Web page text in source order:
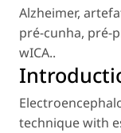
Alzheimer,
pré-cunha, pré-
wICA..
technique with